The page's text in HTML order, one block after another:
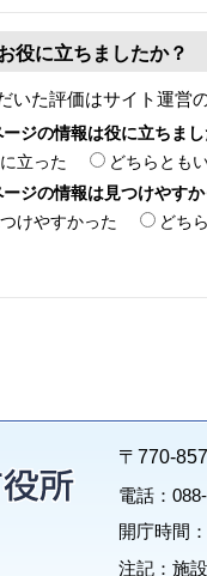
役に立ちましたか？
いた評価はサイト運営
ジの情報は役に立ちまし
立った どちらとも
ジの情報は見つけやす
けやすかった どち
〒770-
電話：
開庁時間
注記：施